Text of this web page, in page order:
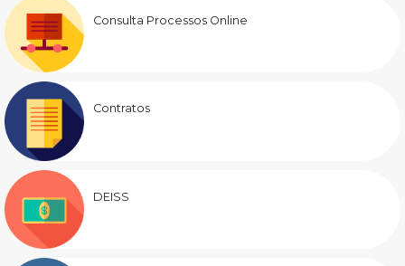
Consulta Processos Online
Contratos
DEISS